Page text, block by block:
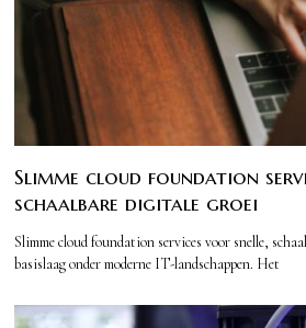
Slimme cloud foundation
schaalbare digitale groei
Slimme cloud foundation services voor snelle,
basislaag onder moderne IT-landschappen. Het